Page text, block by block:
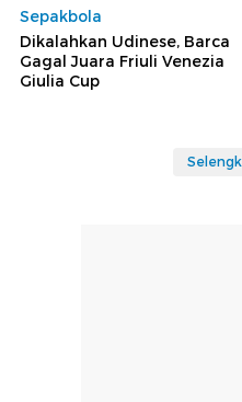
Sepakbola
Dikalahkan Udinese, Barca
Gagal Juara Friuli Venezia
Giulia Cup